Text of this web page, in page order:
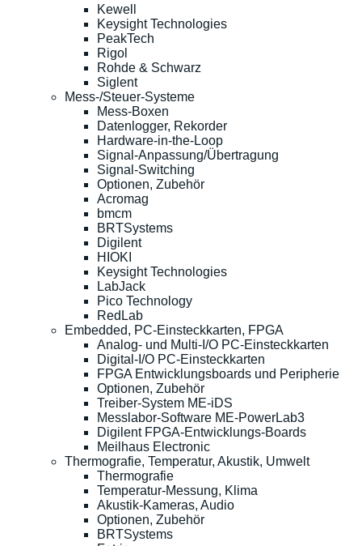
Kewell
Keysight Technologies
PeakTech
Rigol
Rohde & Schwarz
Siglent
Mess-/Steuer-Systeme
Mess-Boxen
Datenlogger, Rekorder
Hardware-in-the-Loop
Signal-Anpassung/Übertragung
Signal-Switching
Optionen, Zubehör
Acromag
bmcm
BRTSystems
Digilent
HIOKI
Keysight Technologies
LabJack
Pico Technology
RedLab
Embedded, PC-Einsteckkarten, FPGA
Analog- und Multi-I/O PC-Einsteckkarten
Digital-I/O PC-Einsteckkarten
FPGA Entwicklungsboards und Peripherie
Optionen, Zubehör
Treiber-System ME-iDS
Messlabor-Software ME-PowerLab3
Digilent FPGA-Entwicklungs-Boards
Meilhaus Electronic
Thermografie, Temperatur, Akustik, Umwelt
Thermografie
Temperatur-Messung, Klima
Akustik-Kameras, Audio
Optionen, Zubehör
BRTSystems